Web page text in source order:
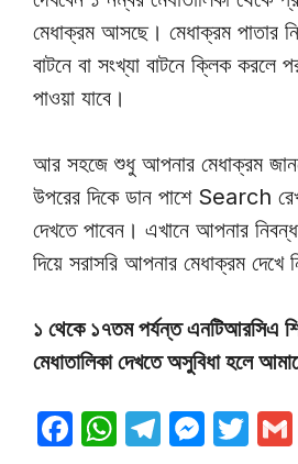
মেধাক্রম আসছে। মেধাক্রম পাতার
বাটনে বা সংখ্যা বাটনে ক্লিক করলে
পাওয়া যাবে।
আর সহজে শুধু আপনার মেধাক্রম
উপরের দিকে ডান পাশে Search
দেখতে পাবেন। এখানে আপনার
দিয়ে সরাসরি আপনার মেধাক্রম দেখে
১ থেকে ১৭তম পর্যন্ত এনটিআরসিএ
মেধাতালিকা দেখতে অসুবিধা হলে
F
W T
M T